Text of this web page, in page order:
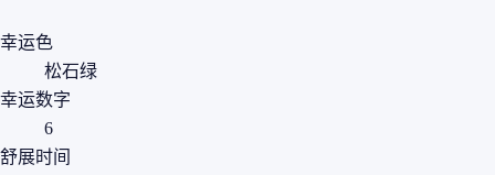
幸运色
松石绿
幸运数字
6
舒展时间